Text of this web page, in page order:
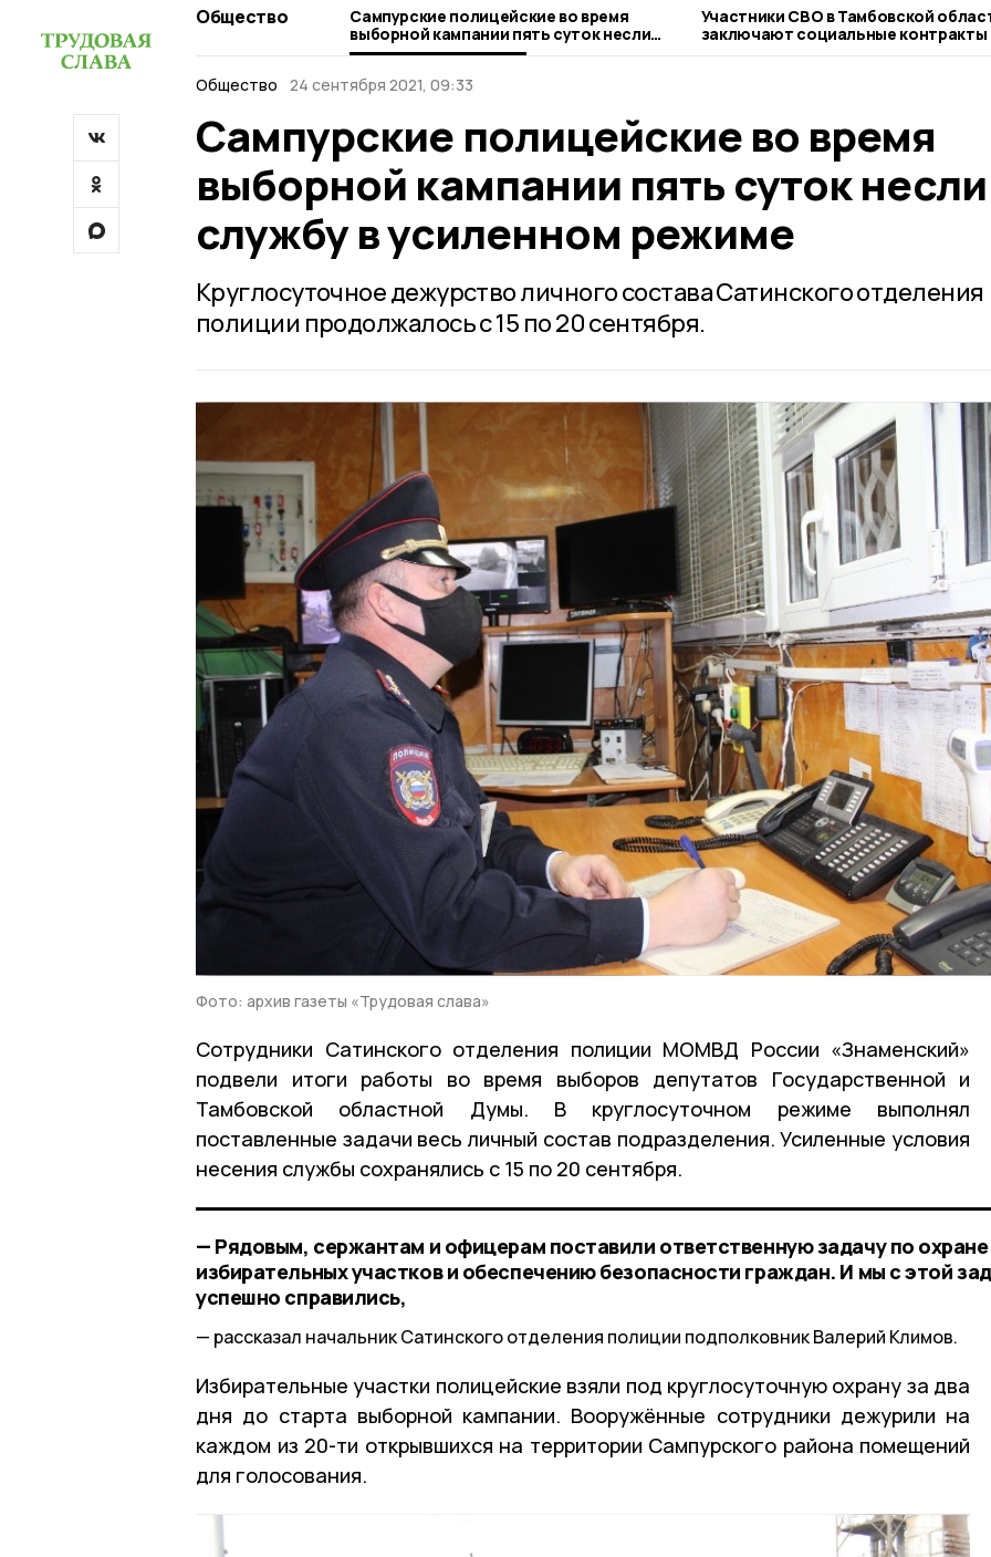
Общество
Сампурские полицейские во время
выборной кампании пять суток несли
службу в усиленном режиме
Участники СВО в Тамбовской
заключают социальные контракты
льготных условиях
Общество
24 сентября 2021, 09:33
Сампурские полицейские во время
выборной кампании пять суток несли
службу в усиленном режиме
Круглосуточное дежурство личного состава Сатинского отделения
полиции продолжалось с 15 по 20 сентября.
Фото: архив газеты «Трудовая слава»
Сотрудники Сатинского отделения полиции МОМВД России «Знаменский»
подвели итоги работы во время выборов депутатов Государственной и
Тамбовской областной Думы. В круглосуточном режиме выполнял
поставленные задачи весь личный состав подразделения.Усиленные условия
несения службы сохранялись с 15 по 20 сентября.
— Рядовым, сержантам и офицерам поставили ответственную задачу по охране
избирательных участков и обеспечению безопасности граждан. И мы с этой
успешно справились,
рассказал начальник Сатинского отделения полиции подполковник Валерий Климов.
Избирательные участки полицейские взяли под круглосуточную охрану за два
дня до старта выборной кампании. Вооружённые сотрудники дежурили на
каждом из 20-ти открывшихся на территории Сампурского района помещений
для голосования.